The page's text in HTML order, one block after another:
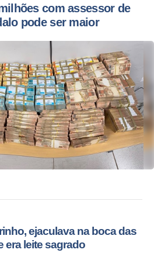
com assessor de
pode ser maior
ejaculava na boca das
era leite sagrado